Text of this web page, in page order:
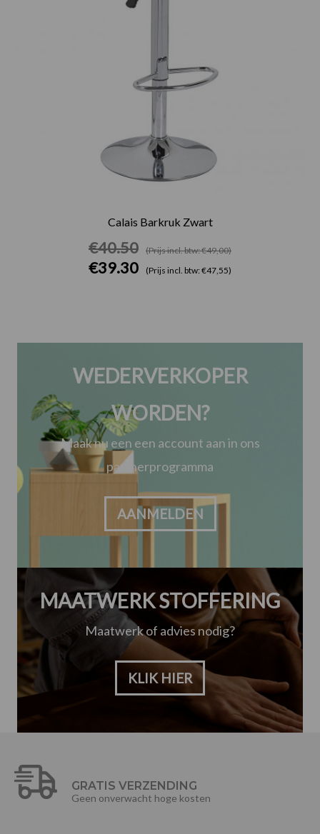
Calais Barkruk Zwart
€40.50 (Prijs incl. btw: €49,00)
€39.30 (Prijs incl. btw: €47,55)
WEDERVERKOPER
WORDEN?
Maak nu een een account aan in ons
partnerprogramma
AANMELDEN
MAATWERK STOFFERING
Maatwerk of advies nodig?
KLIK HIER
GRATIS VERZENDING
Geen onverwacht hoge kosten